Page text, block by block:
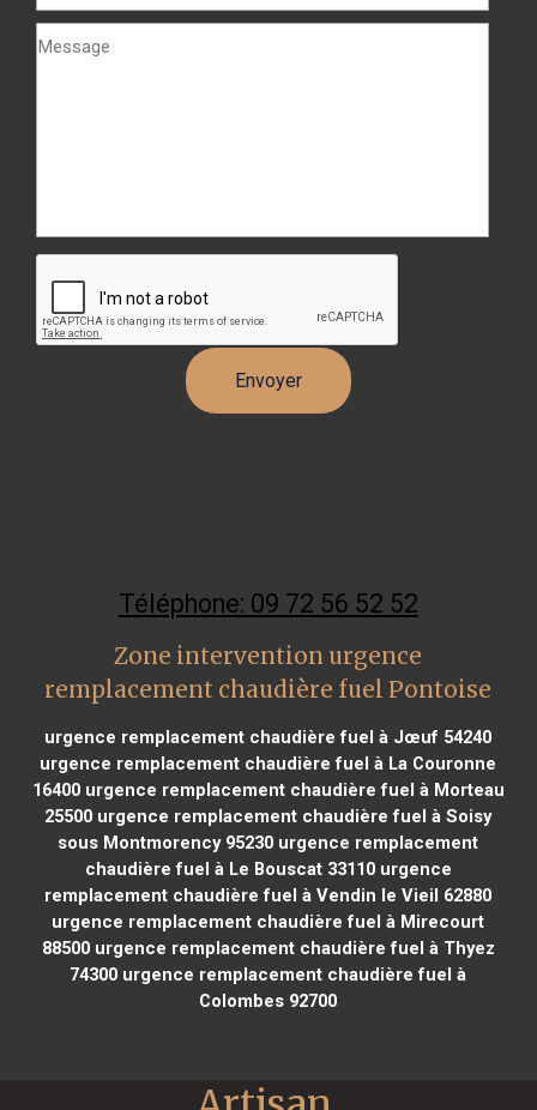
Téléphone: 09 72 56 52 52
Zone intervention urgence
remplacement chaudière fuel Pontoise
urgence remplacement chaudière fuel à Jœuf 54240
urgence remplacement chaudière fuel à La Couronne
16400urgence remplacement chaudière fuel à Morteau
25500 urgence remplacement chaudière fuel à Soisy
sous Montmorency 95230 urgence remplacement
chaudière fuel à Le Bouscat 33110urgence
remplacement chaudière fuel à Vendin le Vieil 62880
urgence remplacement chaudière fuel à Mirecourt
88500urgence remplacement chaudière fuel à Thyez
74300 urgence remplacement chaudière fuel à
Colombes 92700